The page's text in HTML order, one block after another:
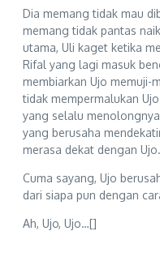
Dia memang tidak mau
memang tidak pantas
utama, Uli kaget ketika
Rifal yang lagi masuk
membiarkan Ujo memuji-
tidak mempermalukan
yang selalu menolongnya
yang berusaha
merasa dekat dengan Ujo.
Cuma sayang, Ujo
dari siapa pun dengan
Ah, Ujo, Ujo…[]